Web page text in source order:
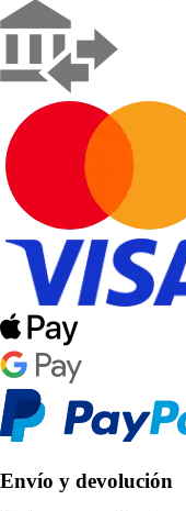
Envío y devolución